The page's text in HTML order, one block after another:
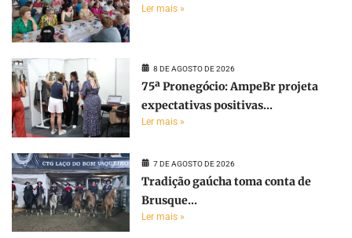
Ler mais »
8 DE AGOSTO DE 2026
75ª Pronegócio: AmpeBr projeta
expectativas positivas...
Ler mais »
7 DE AGOSTO DE 2026
Tradição gaúcha toma conta de
Brusque...
Ler mais »